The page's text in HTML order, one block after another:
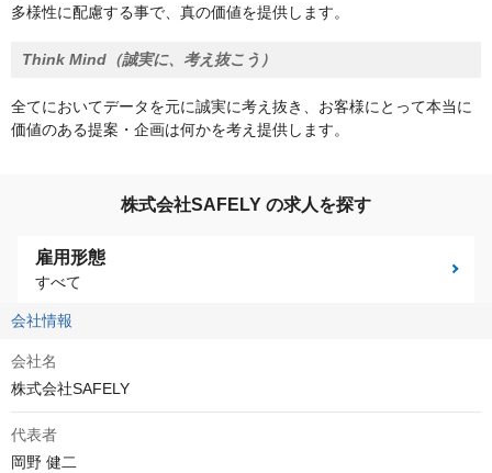
多様性に配慮する事で、真の価値を提供します。
Think Mind（誠実に、考え抜こう）
全てにおいてデータを元に誠実に考え抜き、お客様にとって本当に
価値のある提案・企画は何かを考え提供します。
株式会社SAFELY の求人を探す
雇用形態
すべて
会社情報
会社名
株式会社SAFELY
代表者
岡野 健二